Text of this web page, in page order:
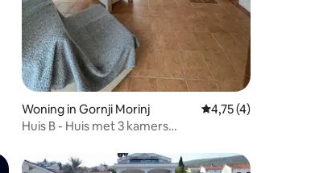
Woning in Gornji Morinj Gemiddelde
4,75 (4)
Huis B - Huis met 3 kamers